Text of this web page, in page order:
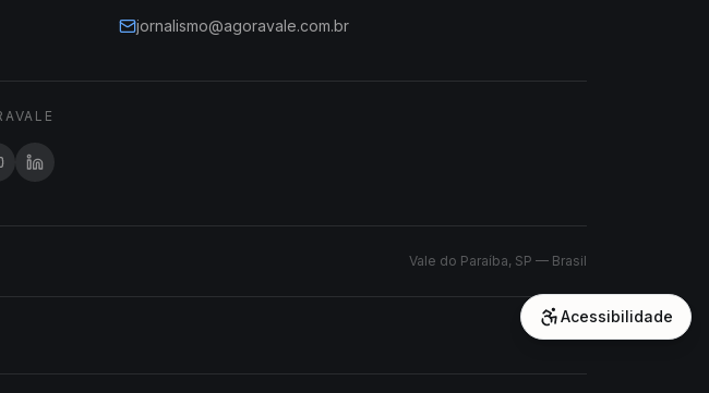
jornalismo@agoravale.com.br
Vale do Paraíba, SP — Brasil
Acessibilidade